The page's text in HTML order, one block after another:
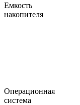
Емкость
накопителя
Операционная
система